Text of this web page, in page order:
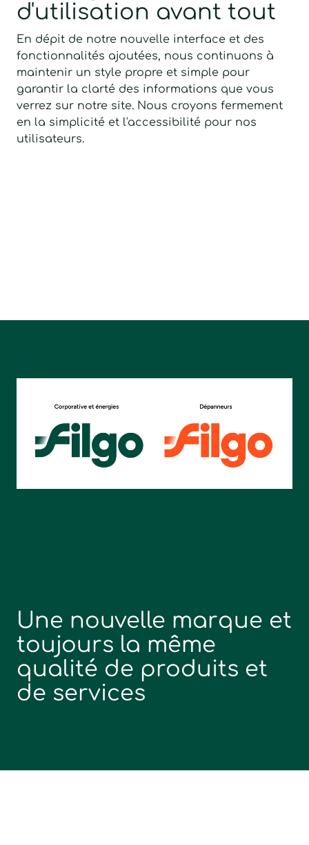
d'utilisation avant tout
En dépit de notre nouvelle interface et des
fonctionnalités ajoutées, nous continuons à
maintenir un style propre et simple pour
garantir la clarté des informations que vous
verrez sur notre site. Nous croyons fermement
en la simplicité et l'accessibilité pour nos
utilisateurs.
Une nouvelle marque et
toujours la même
qualité de produits et
de services